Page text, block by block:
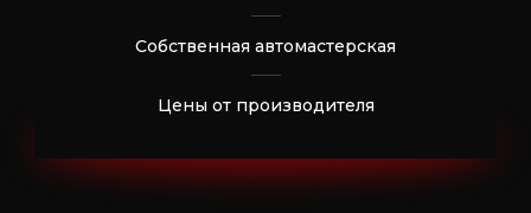
Собственная автомастерская
Цены от производителя